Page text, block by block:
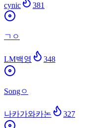
cynic 381
ㄱㅇ
LM백영 348
Songㅇ
나카가와카논 327